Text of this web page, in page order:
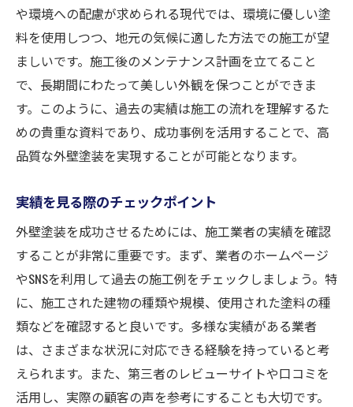
や環境への配慮が求められる現代では、環境に優しい塗
料を使用しつつ、地元の気候に適した方法での施工が望
ましいです。施工後のメンテナンス計画を立てること
で、長期間にわたって美しい外観を保つことができま
す。このように、過去の実績は施工の流れを理解するた
めの貴重な資料であり、成功事例を活用することで、高
品質な外壁塗装を実現することが可能となります。
実績を見る際のチェックポイント
外壁塗装を成功させるためには、施工業者の実績を確認
することが非常に重要です。まず、業者のホームページ
やSNSを利用して過去の施工例をチェックしましょう。特
に、施工された建物の種類や規模、使用された塗料の種
類などを確認すると良いです。多様な実績がある業者
は、さまざまな状況に対応できる経験を持っていると考
えられます。また、第三者のレビューサイトや口コミを
活用し、実際の顧客の声を参考にすることも大切です。